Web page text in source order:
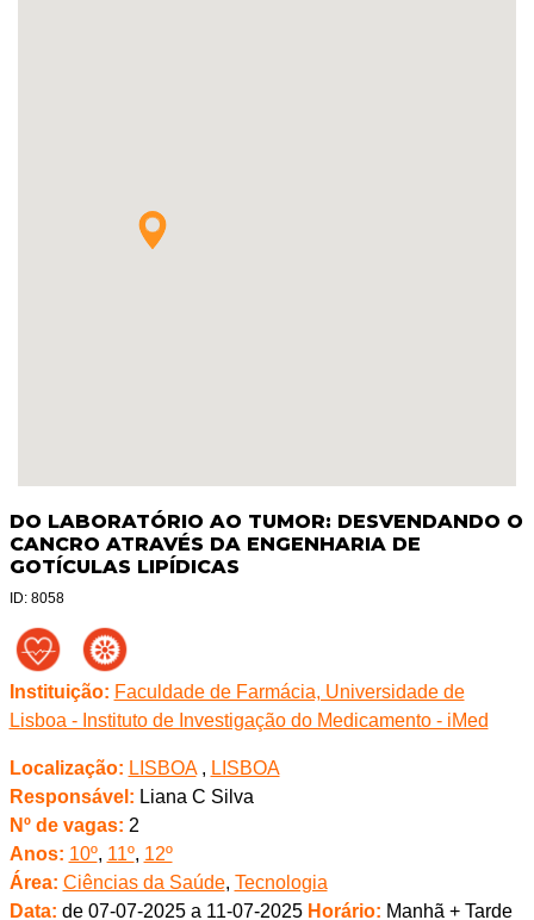
DO LABORATÓRIO AO TUMOR: DESVENDANDO O
CANCRO ATRAVÉS DA ENGENHARIA DE
GOTÍCULAS LIPÍDICAS
ID: 8058
Instituição: Faculdade de Farmácia, Universidade de
Lisboa - Instituto de Investigação do Medicamento - iMed
Localização: LISBOA, LISBOA
Responsável: Liana C Silva
Nº de vagas: 2
Anos: 10º, 11º, 12º
Área: Ciências da Saúde, Tecnologia
Data: de 07-07-2025 a 11-07-2025 Horário: Manhã + Tarde